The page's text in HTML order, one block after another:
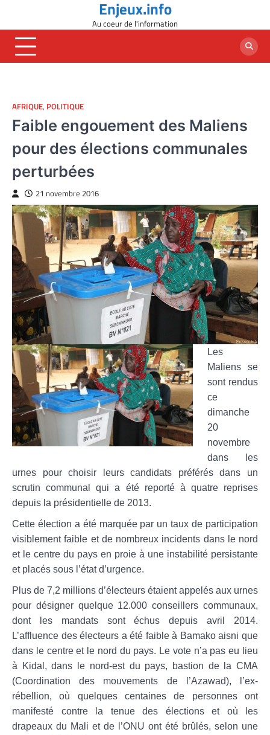
content
Enjeux.info
Au coeur de l'information
AFRIQUE, POLITIQUE
Faible engouement des Maliens
pour des élections communales
perturbées
21 novembre 2016
Les
Maliens se
sont rendus
ce
dimanche
20
novembre
dans les
urnes pour choisir leurs candidats préférés dans un
scrutin communal qui a été reporté à quatre reprises
depuis la présidentielle de 2013.
Cette élection a été marquée par un taux de participation
visiblement faible et de nombreux incidents dans le nord
et le centre du pays en proie à une instabilité persistante
et placés sous l’état d’urgence.
Plus de 7,2 millions d’électeurs étaient appelés aux urnes
pour désigner quelque 12.000 conseillers communaux,
dont les mandats sont échus depuis avril 2014.
L’affluence des électeurs a été faible à Bamako aisni que
dans le centre et le nord du pays. Le vote n’a pas eu lieu
à Kidal, dans le nord-est du pays, bastion de la CMA
(Coordination des mouvements de l’Azawad), l’ex-
rébellion, où quelques centaines de personnes ont
manifesté contre la tenue des élections et où les
drapeaux du Mali et de l’ONU ont été brûlés, selon une